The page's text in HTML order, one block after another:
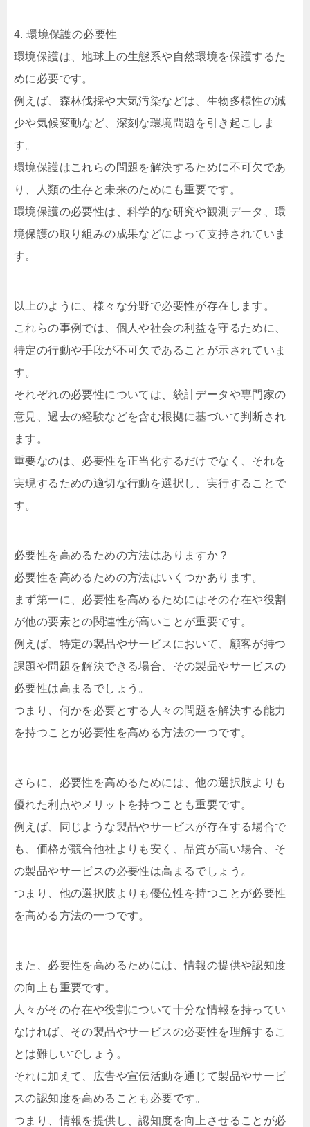
4. 環境保護の必要性
環境保護は、地球上の生態系や自然環境を保護するた
めに必要です。
例えば、森林伐採や大気汚染などは、生物多様性の減
少や気候変動など、深刻な環境問題を引き起こしま
す。
環境保護はこれらの問題を解決するために不可欠であ
り、人類の生存と未来のためにも重要です。
環境保護の必要性は、科学的な研究や観測データ、環
境保護の取り組みの成果などによって支持されていま
す。
以上のように、様々な分野で必要性が存在します。
これらの事例では、個人や社会の利益を守るために、
特定の行動や手段が不可欠であることが示されていま
す。
それぞれの必要性については、統計データや専門家の
意見、過去の経験などを含む根拠に基づいて判断され
ます。
重要なのは、必要性を正当化するだけでなく、それを
実現するための適切な行動を選択し、実行することで
す。
必要性を高めるための方法はありますか？
必要性を高めるための方法はいくつかあります。
まず第一に、必要性を高めるためにはその存在や役割
が他の要素との関連性が高いことが重要です。
例えば、特定の製品やサービスにおいて、顧客が持つ
課題や問題を解決できる場合、その製品やサービスの
必要性は高まるでしょう。
つまり、何かを必要とする人々の問題を解決する能力
を持つことが必要性を高める方法の一つです。
さらに、必要性を高めるためには、他の選択肢よりも
優れた利点やメリットを持つことも重要です。
例えば、同じような製品やサービスが存在する場合で
も、価格が競合他社よりも安く、品質が高い場合、そ
の製品やサービスの必要性は高まるでしょう。
つまり、他の選択肢よりも優位性を持つことが必要性
を高める方法の一つです。
また、必要性を高めるためには、情報の提供や認知度
の向上も重要です。
人々がその存在や役割について十分な情報を持ってい
なければ、その製品やサービスの必要性を理解するこ
とは難しいでしょう。
それに加えて、広告や宣伝活動を通じて製品やサービ
スの認知度を高めることも必要です。
つまり、情報を提供し、認知度を向上させることが必